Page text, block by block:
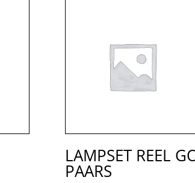
LAMPSET REEL
PAARS